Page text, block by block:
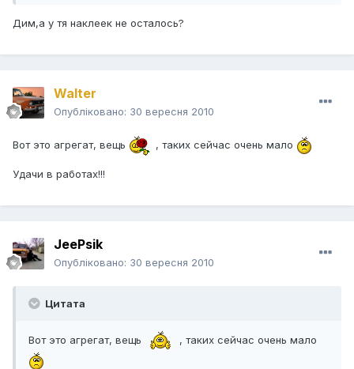
Дим,а у тя наклеек не осталось?
Walter
Опубліковано: 30 вересня 2010
Вот это агрегат, вещь , таких сейчас очень мало
Удачи в работах!!!
JeePsik
Опубліковано: 30 вересня 2010
Цитата
Вот это агрегат, вещь , таких сейчас очень мало